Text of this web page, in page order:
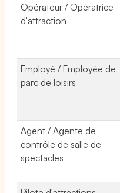
Opérateur / Opératrice
d'attraction
Employé / Employée de
parc de loisirs
Agent / Agente de
contrôle de salle de
spectacles